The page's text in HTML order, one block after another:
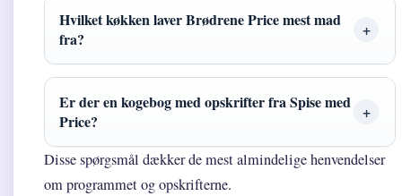
Hvilket køkken laver Brødrene Price mest mad
fra?
Er der en kogebog med opskrifter fra Spise med
Price?
Disse spørgsmål dækker de mest almindelige henvendelser
om programmet og opskrifterne.